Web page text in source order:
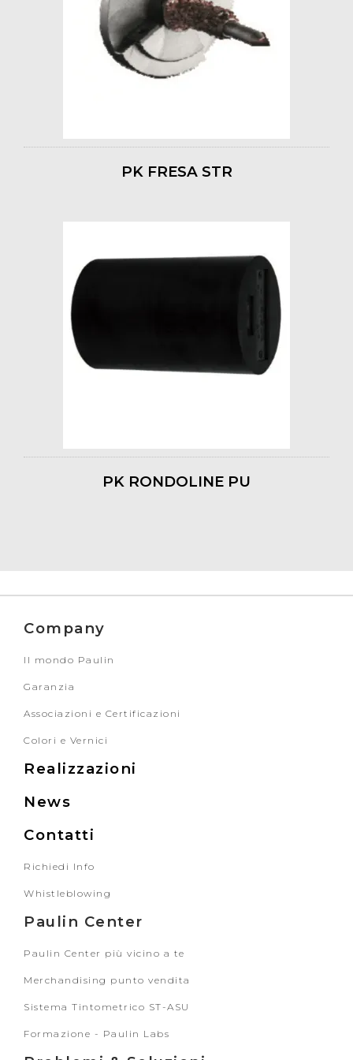
PK FRESA STR
PK RONDOLINE PU
Company
Il mondo Paulin
Garanzia
Associazioni e Certificazioni
Colori e Vernici
Realizzazioni
News
Contatti
Richiedi Info
Whistleblowing
Paulin Center
Paulin Center più vicino a te
Merchandising punto vendita
Sistema Tintometrico ST-ASU
Formazione - Paulin Labs